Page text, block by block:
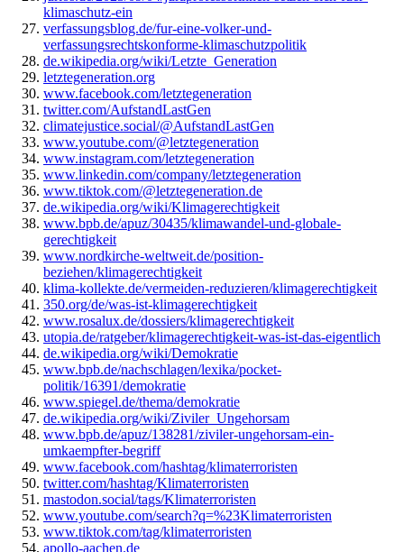
klimaschutz-ein
verfassungsblog.de/fur-eine-volker-und-
verfassungsrechtskonforme-klimaschutzpolitik
de.wikipedia.org/wiki/Letzte_Generation
letztegeneration.org
www.facebook.com/letztegeneration
twitter.com/AufstandLastGen
climatejustice.social/@AufstandLastGen
www.youtube.com/@letztegeneration
www.instagram.com/letztegeneration
www.linkedin.com/company/letztegeneration
www.tiktok.com/@letztegeneration.de
de.wikipedia.org/wiki/Klimagerechtigkeit
www.bpb.de/apuz/30435/klimawandel-und-globale-
gerechtigkeit
www.nordkirche-weltweit.de/position-
beziehen/klimagerechtigkeit
klima-kollekte.de/vermeiden-reduzieren/klimagerechtigkeit
350.org/de/was-ist-klimagerechtigkeit
www.rosalux.de/dossiers/klimagerechtigkeit
utopia.de/ratgeber/klimagerechtigkeit-was-ist-das-eigentlich
de.wikipedia.org/wiki/Demokratie
www.bpb.de/nachschlagen/lexika/pocket-
politik/16391/demokratie
www.spiegel.de/thema/demokratie
de.wikipedia.org/wiki/Ziviler_Ungehorsam
www.bpb.de/apuz/138281/ziviler-ungehorsam-ein-
umkaempfter-begriff
www.facebook.com/hashtag/klimaterroristen
twitter.com/hashtag/Klimaterroristen
mastodon.social/tags/Klimaterroristen
www.youtube.com/search?q=%23Klimaterroristen
www.tiktok.com/tag/klimaterroristen
apollo-aachen.de